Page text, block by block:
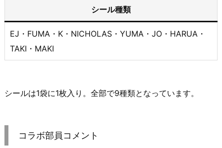
シール種類
EJ・FUMA・K・NICHOLAS・YUMA・JO・HARUA・
TAKI・MAKI
シールは1袋に1枚入り。全部で9種類となっています。
コラボ部員コメント